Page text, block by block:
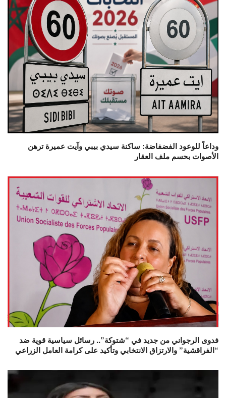
وداعاً للوعود الفضفاضة: ساكنة سيدي بيبي وآيت عميرة ترهن
الأصوات بحسم ملف العقار
فدوى الرجواني من جديد في “شتوكة”.. رسائل سياسية قوية ضد
“الفراقشية” والارتزاق الانتخابي وتأكيد على كرامة العامل الزراعي